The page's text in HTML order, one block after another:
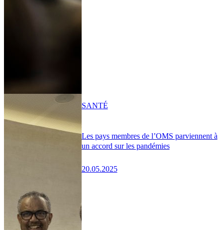
Les pays membres de l’OMS parviennent à
un accord sur les pandémies
20.05.2025
SANTÉ